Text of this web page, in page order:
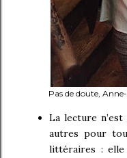
Pas de doute,
La lecture
autres pour
littéraires : elle